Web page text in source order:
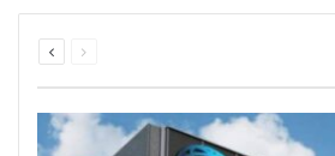
الصفحةالصفحة